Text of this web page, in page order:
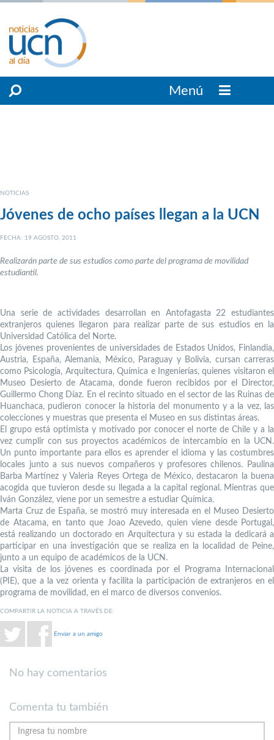
Menú
NOTICIAS
Jóvenes de ocho países llegan a la UCN
FECHA: 19 AGOSTO, 2011
Realizarán parte de sus estudios como parte del programa de movilidad
estudiantil.
Una serie de actividades desarrollan en Antofagasta 22 estudiantes
extranjeros quienes llegaron para realizar parte de sus estudios en la
Universidad Católica del Norte.
Los jóvenes provenientes de universidades de Estados Unidos, Finlandia,
Austria, España, Alemania, México, Paraguay y Bolivia, cursan carreras
como Psicología, Arquitectura, Química e Ingenierías, quienes visitaron el
Museo Desierto de Atacama, donde fueron recibidos por el Director,
Guillermo Chong Díaz. En el recinto situado en el sector de las Ruinas de
Huanchaca, pudieron conocer la historia del monumento y a la vez, las
colecciones y muestras que presenta el Museo en sus distintas áreas.
El grupo está optimista y motivado por conocer el norte de Chile y a la
vez cumplir con sus proyectos académicos de intercambio en la UCN.
Un punto importante para ellos es aprender el idioma y las costumbres
locales junto a sus nuevos compañeros y profesores chilenos. Paulina
Barba Martínez y Valeria Reyes Ortega de México, destacaron la buena
acogida que tuvieron desde su llegada a la capital regional. Mientras que
Iván González, viene por un semestre a estudiar Química.
Marta Cruz de España, se mostró muy interesada en el Museo Desierto
de Atacama, en tanto que Joao Azevedo, quien viene desde Portugal,
está realizando un doctorado en Arquitectura y su estada la dedicará a
participar en una investigación que se realiza en la localidad de Peine,
junto a un equipo de académicos de la UCN.
La visita de los jóvenes es coordinada por el Programa Internacional
(PIE), que a la vez orienta y facilita la participación de extranjeros en el
programa de movilidad, en el marco de diversos convenios.
COMPARTIR LA NOTICIA A TRAVÉS DE:
Enviar a un amigo
No hay comentarios
Comenta tu también